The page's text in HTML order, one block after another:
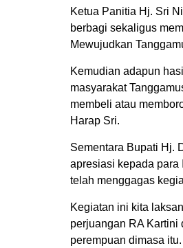
Ketua Panitia Hj. Sri
berbagi sekaligus
Mewujudkan
Kemudian adapun
masyarakat
membeli atau
Harap Sri.
Sementara Bupati Hj.
apresiasi kepada para
telah menggagas
Kegiatan ini kita
perjuangan RA Kartini
perempuan dimasa itu.